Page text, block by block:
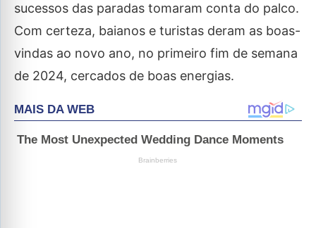
sucessos das paradas tomaram conta do palco.
Com certeza, baianos e turistas deram as boas-
vindas ao novo ano, no primeiro fim de semana
de 2024, cercados de boas energias.